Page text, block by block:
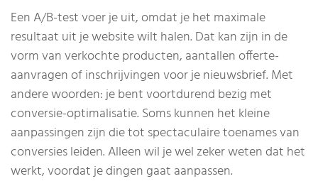
Een A/B-test voer je uit, omdat je het maximale
resultaat uit je website wilt halen. Dat kan zijn in de
vorm van verkochte producten, aantallen offerte-
aanvragen of inschrijvingen voor je nieuwsbrief. Met
andere woorden: je bent voortdurend bezig met
conversie-optimalisatie. Soms kunnen het kleine
aanpassingen zijn die tot spectaculaire toenames van
conversies leiden. Alleen wil je wel zeker weten dat het
werkt, voordat je dingen gaat aanpassen.